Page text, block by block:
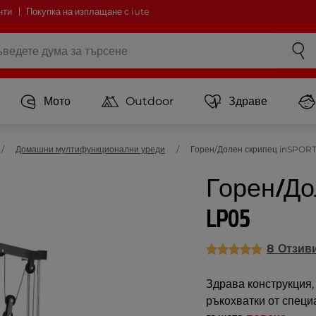
Покупка на изплащане с iute
Мото Outdoor Здраве
Домашни мултифункционални уреди Горен/Долен скрипец
Горен/
LP05
8
Здрава
ръкохватки от